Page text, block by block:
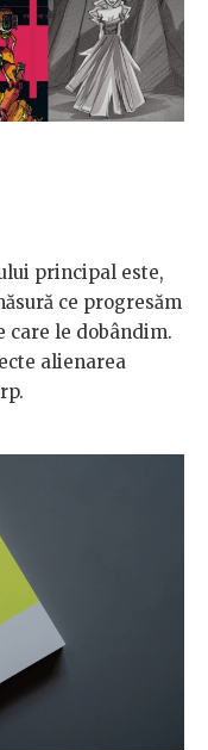
principal este,
ce progresăm
care le dobândim.
alienarea